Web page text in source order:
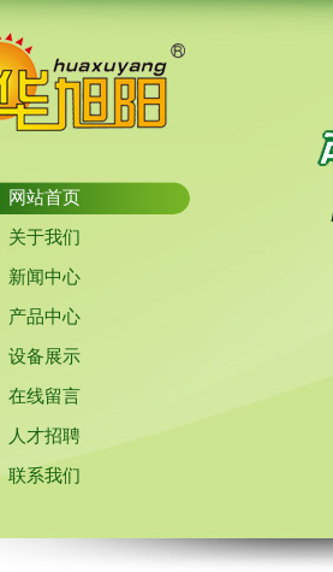
网站首页
关于我们
新闻中心
产品中心
设备展示
在线留言
人才招聘
联系我们